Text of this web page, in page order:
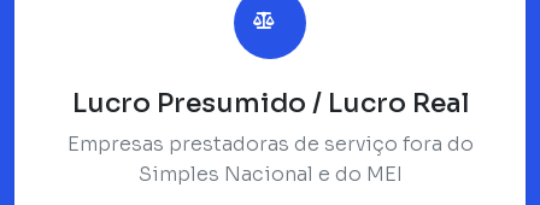
Lucro Presumido / Lucro Real
Empresas prestadoras de serviço fora do
Simples Nacional e do MEI